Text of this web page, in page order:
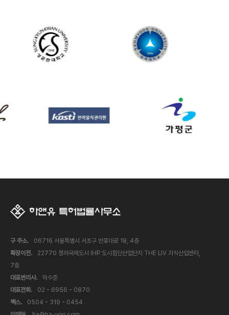
구 주소.
06716 서울특별시 서초구 반포대로 18, 4층
확장이전.
22770 청라국제도시 IHP 도시첨단산업단지 THE LIV 지식산업센터,
7층
대표변리사.
하수준
대표전화.
02 - 6956 - 0870
팩스.
0504 - 319 - 0454